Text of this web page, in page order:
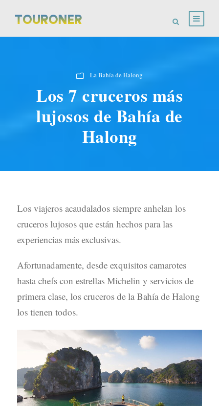
La Bahía de Halong
Los 7 cruceros más
lujosos de Bahía de
Halong
Los viajeros acaudalados siempre anhelan los
cruceros lujosos que están hechos para las
experiencias más exclusivas.
Afortunadamente, desde exquisitos camarotes
hasta chefs con estrellas Michelin y servicios de
primera clase, los cruceros de la Bahía de Halong
los tienen todos.